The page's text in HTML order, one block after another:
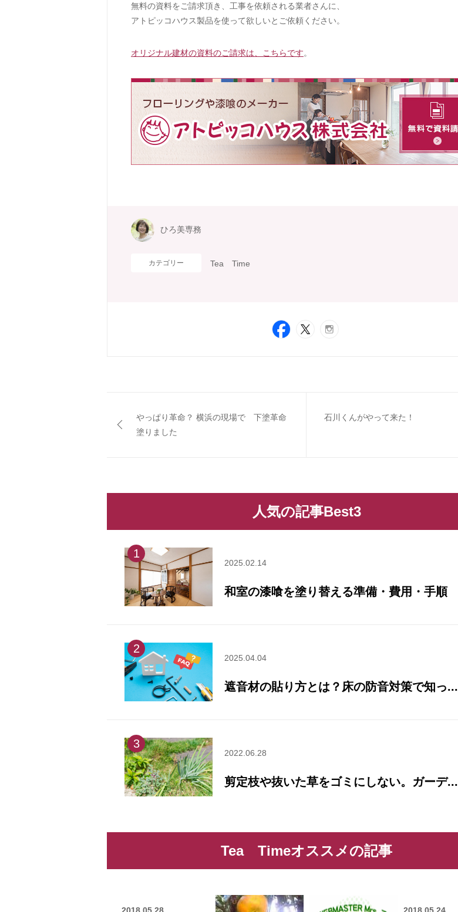
無料の資料をご請求頂き、工事を依頼される業者さんに、
アトピッコハウス製品を使って欲しいとご依頼ください。
オリジナル建材の資料のご請求は、こちらです。
ひろ美専務
カテゴリー Tea Time
やっぱり革命？ 横浜の現場で 下塗革命
塗りました
石川くんがやって来た！
人気の記事Best3
1
2025.02.14
和室の漆喰を塗り替える準備・費用・手順
2
2025.04.04
遮音材の貼り方とは？床の防音対策で知っ...
3
2022.06.28
剪定枝や抜いた草をゴミにしない。ガーデ...
Tea Timeオススメの記事
2018.05.28 2018.05.24